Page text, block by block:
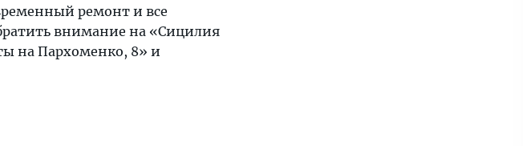
ремонт и все
внимание на «Сицилия
на Пархоменко, 8» и